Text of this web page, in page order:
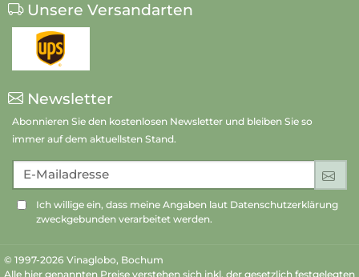
Unsere Versandarten
Newsletter
Abonnieren Sie den kostenlosen Newsletter und bleiben Sie so
immer auf dem aktuellsten Stand.
E-Mailadresse
Ich willige ein, dass meine Angaben laut Datenschutzerklärung
zweckgebunden verarbeitet werden.
© 1997-2026 Vinaglobo, Bochum
Alle hier genannten Preise verstehen sich inkl. der gesetzlich festgelegten